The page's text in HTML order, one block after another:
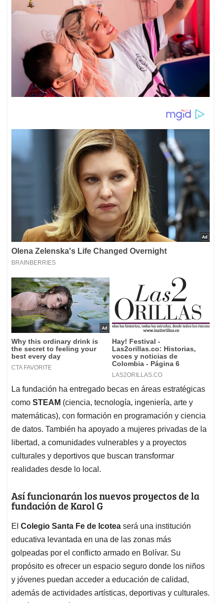
La fundación ha entregado becas en áreas estratégicas
como STEAM (ciencia, tecnología, ingeniería, arte y
matemáticas), con formación en programación y ciencia
de datos. También ha apoyado a mujeres privadas de la
libertad, a comunidades vulnerables y a proyectos
culturales y deportivos que buscan transformar
realidades desde lo local.
Así funcionarán los nuevos proyectos de la
fundación de Karol G
El Colegio Santa Fe de Icotea será una institución
educativa levantada en una de las zonas más
golpeadas por el conflicto armado en Bolívar. Su
propósito es ofrecer un espacio seguro donde los niños
y jóvenes puedan acceder a educación de calidad,
además de actividades artísticas, deportivas y culturales.